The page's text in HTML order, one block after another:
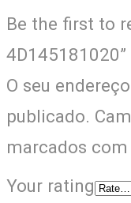
Be the first to
4D145181020”
O seu
publicado.
marcados com
Your rating